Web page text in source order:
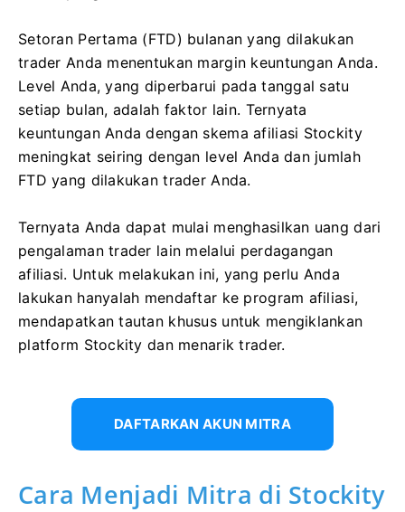
Setoran Pertama (FTD) bulanan yang dilakukan
trader Anda menentukan margin keuntungan Anda.
Level Anda, yang diperbarui pada tanggal satu
setiap bulan, adalah faktor lain. Ternyata
keuntungan Anda dengan skema afiliasi Stockity
meningkat seiring dengan level Anda dan jumlah
FTD yang dilakukan trader Anda.
Ternyata Anda dapat mulai menghasilkan uang dari
pengalaman trader lain melalui perdagangan
afiliasi. Untuk melakukan ini, yang perlu Anda
lakukan hanyalah mendaftar ke program afiliasi,
mendapatkan tautan khusus untuk mengiklankan
platform Stockity dan menarik trader.
DAFTARKAN AKUN MITRA
Cara Menjadi Mitra di Stockity